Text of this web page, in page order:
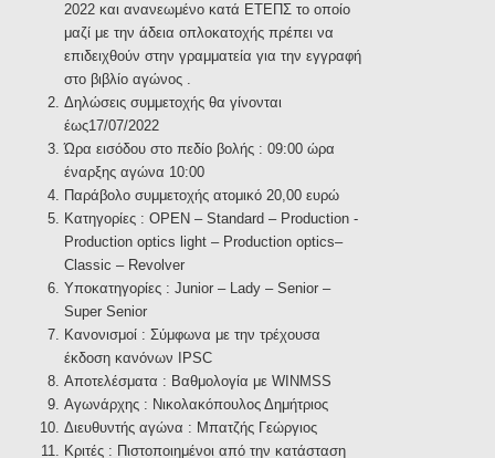
2022 και ανανεωμένο κατά ΕΤΕΠΣ το οποίο
μαζί με την άδεια οπλοκατοχής πρέπει να
επιδειχθούν στην γραμματεία για την εγγραφή
στο βιβλίο αγώνος .
Δηλώσεις συμμετοχής θα γίνονται
έως17/07/2022
Ώρα εισόδου στο πεδίο βολής : 09:00 ώρα
έναρξης αγώνα 10:00
Παράβολο συμμετοχής ατομικό 20,00 ευρώ
Κατηγορίες : OPEN – Standard – Production -
Production optics light – Production optics–
Classic – Revolver
Υποκατηγορίες : Junior – Lady – Senior –
Super Senior
Κανονισμοί : Σύμφωνα με την τρέχουσα
έκδοση κανόνων IPSC
Αποτελέσματα : Βαθμολογία με WINMSS
Αγωνάρχης : Νικολακόπουλος Δημήτριος
Διευθυντής αγώνα : Μπατζής Γεώργιος
Κριτές : Πιστοποιημένοι από την κατάσταση